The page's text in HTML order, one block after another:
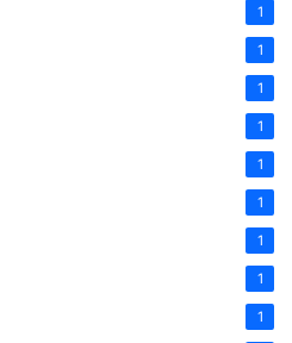
1
1
1
1
1
1
1
1
1